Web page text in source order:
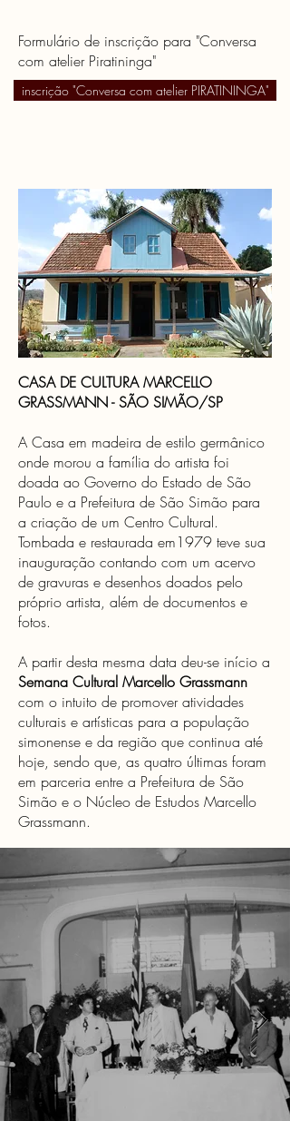
Formulário de inscrição para "Conversa
com atelier Piratininga"
inscrição "Conversa com atelier PIRATININGA"
CASA DE CULTURA MARCELLO
GRASSMANN - SÃO SIMÃO/SP
A Casa em madeira de estilo germânico
onde morou a família do artista foi
doada ao Governo do Estado de São
Paulo e a Prefeitura de São Simão para
a criação de um Centro Cultural.
Tombada e restaurada em1979 teve sua
inauguração contando com um acervo
de gravuras e desenhos doados pelo
próprio artista, além de documentos e
fotos.
A partir desta mesma data deu-se início a
Semana Cultural Marcello Grassmann
com o intuito de promover atividades
culturais e artísticas para a população
simonense e da região que continua até
hoje, sendo que, as quatro últimas foram
em parceria entre a Prefeitura de São
Simão e o Núcleo de Estudos Marcello
Grassmann.